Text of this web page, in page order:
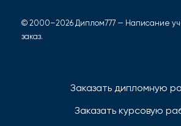
© 2000–2026 Диплом777 — Написание
заказ.
Заказать дипломную
Заказать курсовую